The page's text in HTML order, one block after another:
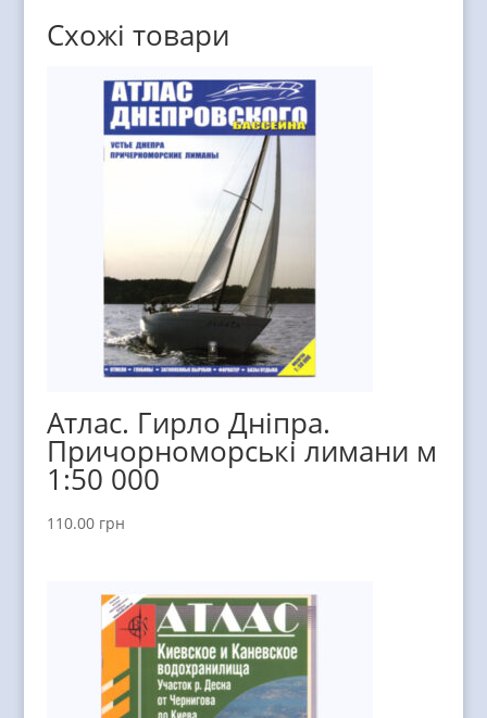
Схожі товари
Атлас. Гирло Дніпра.
Причорноморські лимани м
1:50 000
110.00 грн